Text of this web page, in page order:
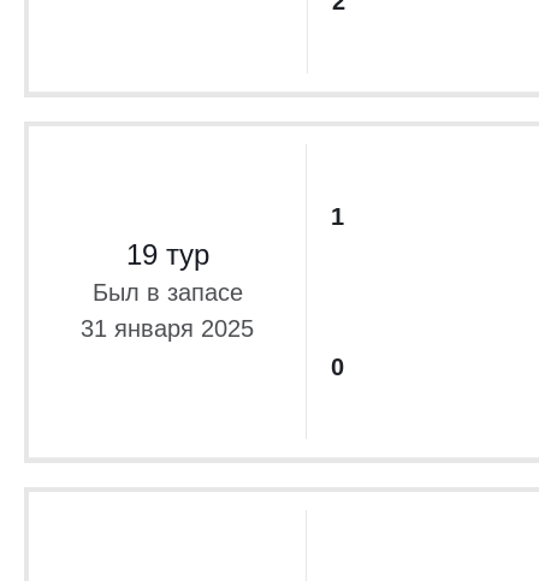
19 тур
Был в запасе
31 января 2025
1
0